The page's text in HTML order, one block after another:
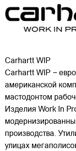
Carhartt WIP
Carhartt WIP −
американской
мастодонтом
Изделия Work In
производства.
улицах